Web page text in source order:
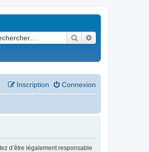
Rechercher
Connexion
Inscription
d’être légalement responsable